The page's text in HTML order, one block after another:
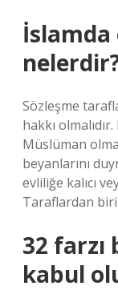
Sözleşme
hakkı
Müslüman
beyanlarını
evliliğe kalıcı
Taraflardan biri
32 farzı
kabul